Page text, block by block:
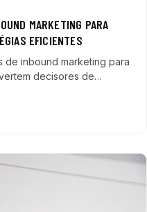
MARKETING PARA
EFICIENTES
de inbound marketing para
decisores de